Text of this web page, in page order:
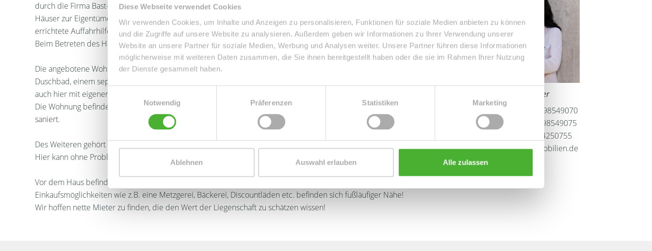
Diese Webseite verwendet Cookies
Wir verwenden Cookies, um Inhalte und Anzeigen zu personalisieren, Funktionen für soziale Medien anbieten zu können
und die Zugriffe auf unsere Website zu analysieren. Außerdem geben wir Informationen zu Ihrer Verwendung unserer
Website an unsere Partner für soziale Medien, Werbung und Analysen weiter. Unsere Partner führen diese Informationen
möglicherweise mit weiteren Daten zusammen, die Sie ihnen bereitgestellt haben oder die sie im Rahmen Ihrer Nutzung
der Dienste gesammelt haben.
Einwilligungsauswahl
Notwendig
Präferenzen Statistiken Marketing
Ablehnen Auswahl erlauben Alle zulassen
durch die Firma Bast-Bau errichtet wurde. Im Haus Nr.5 befinden sich 24 Wohneinheiten. Es gehören zwei
Häuser zur Eigentümergemeinschaft (Nr.3 und Nr.5). Wenige Stufen oder eine für Rollstühle oder Rollatoren
errichtete Auffahrhilfe führen in das Haus.
Beim Betreten des Hauses finden Sie ein gepflegtes Treppenhaus vor.
Die angebotene Wohnung ist mit einem großzügigen Dielenbereich mit Abstellkammer, einem innenliegenden
Duschbad, einem seperatem WC, einem Wohnzimmer mit Zugang auf den Balkon, sowie einem Schlafzimmer -
auch hier mit eigenem Balkonzugang ausgestattet.
Die Wohnung befindet sich in einem modernisertem Zusand. Das Badezimmer wurde vor wenigen Jahren
saniert.
Des Weiteren gehört ein Kellerraum sowie ein zur WEG-Gemeinschaft gehörender Parkplatz mit zur Wohnung.
Hier kann ohne Probleme ein Kraftfahrzeug abgestellt werden.
Vor dem Haus befindet sich ein hauseigener Spielplatz.
Einkaufsmöglichkeiten wie z.B. eine Metzgerei, Bäckerei, Discountläden etc. befinden sich fußläufiger Nähe!
Wir hoffen nette Mieter zu finden, die den Wert der Liegenschaft zu schätzen wissen!
Frau Peggy Günther
Telefon: 004934298549070
Telefax: 004934298549075
Mobil: 004915254250755
info@le-apis-immobilien.de